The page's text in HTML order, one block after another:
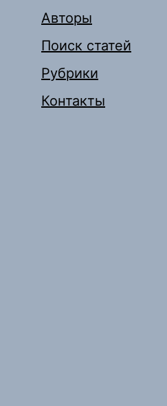
Авторы
Поиск статей
Рубрики
Контакты